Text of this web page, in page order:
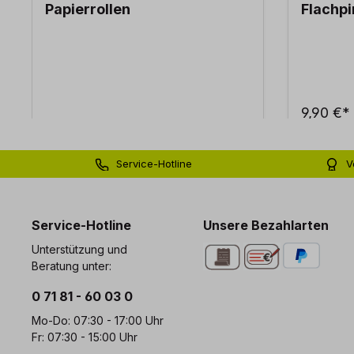
Papierrollen
9,90 €*
Service-Hotline
Service-Hotline
Unterstützung und
Beratung unter:
0 71 81 - 60 03 0
Mo-Do: 07:30 - 17:00 Uhr
Fr: 07:30 - 15:00 Uhr
Unsere Bezahlarten